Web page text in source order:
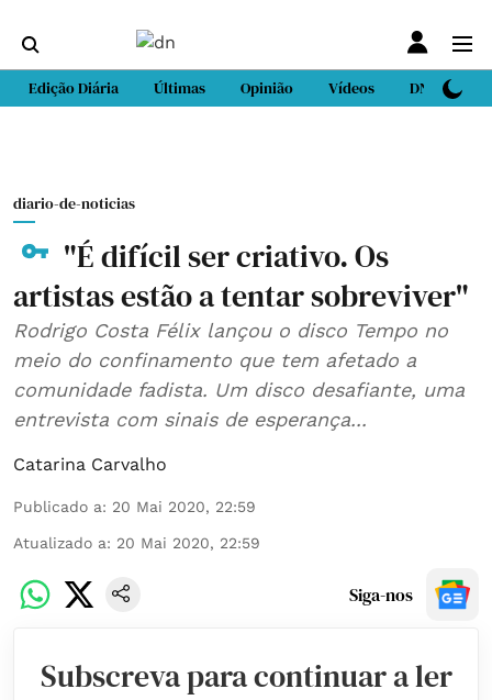
Edição Diária Últimas Opinião Vídeos DN Sport
diario-de-noticias
"É difícil ser criativo. Os
artistas estão a tentar sobreviver"
Rodrigo Costa Félix lançou o disco Tempo no
meio do confinamento que tem afetado a
comunidade fadista. Um disco desafiante, uma
entrevista com sinais de esperança...
Catarina Carvalho
Publicado a: 20 Mai 2020, 22:59
Atualizado a: 20 Mai 2020, 22:59
Siga-nos
Subscreva para continuar a ler